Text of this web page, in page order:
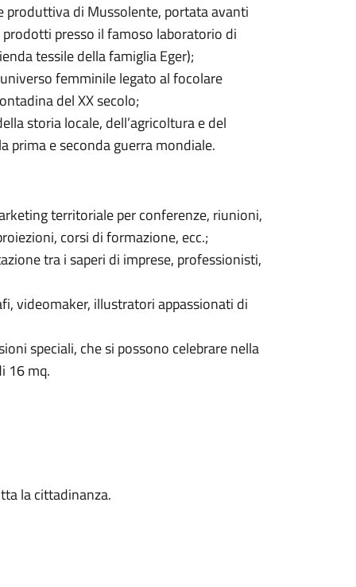
produttiva di Mussolente, portata avanti
presso il famoso laboratorio di
tessile della famiglia Eger);
femminile legato al focolare
del XX secolo;
storia locale, dell’agricoltura e del
prima e seconda guerra mondiale.
territoriale per conferenze, riunioni,
corsi di formazione, ecc.;
tra i saperi di imprese, professionisti,
videomaker, illustratori appassionati di
speciali, che si possono celebrare nella
16 mq.
la cittadinanza.